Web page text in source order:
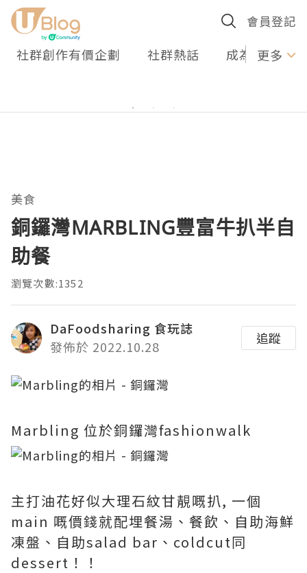
會員登記
社群創作有價企劃 社群熱話 成為U更多
美食
銅鑼灣MARBLING豐富牛扒半自
助餐
瀏覽次數:1352
DaFoodsharing 食玩誌
發佈於 2022.10.28
追蹤
Marbling 位於銅鑼灣fashionwalk
主打油花好似大理石紋甘靚嘅扒, 一個
main 嘅價錢就配埋餐湯、餐飲、自助海鮮
凍盤、自助salad bar、coldcut同
dessert！！